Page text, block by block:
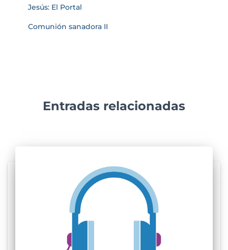
Jesús: El Portal
Comunión sanadora II
Entradas relacionadas